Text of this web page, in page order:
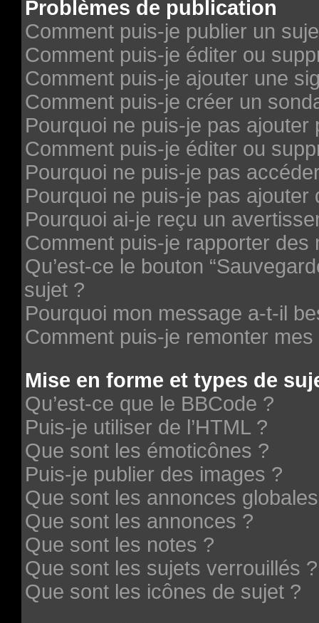
Problèmes de publication
Comment puis-je publier un
Comment puis-je éditer ou
Comment puis-je ajouter une
Comment puis-je créer un
Pourquoi ne puis-je pas ajouter
Comment puis-je éditer ou
Pourquoi ne puis-je pas
Pourquoi ne puis-je pas ajouter
Pourquoi ai-je reçu un
Comment puis-je rapporter
Qu’est-ce le bouton
sujet ?
Pourquoi mon message a-t-il
Comment puis-je remonter
Mise en forme et types de
Qu’est-ce que le BBCode ?
Puis-je utiliser de l’HTML ?
Que sont les émoticônes ?
Puis-je publier des images ?
Que sont les annonces
Que sont les annonces ?
Que sont les notes ?
Que sont les sujets verrouillés ?
Que sont les icônes de sujet ?